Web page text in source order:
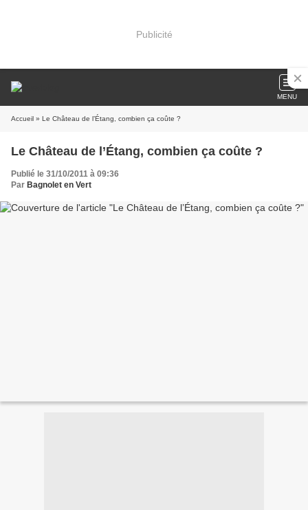
Publicité
MENU
Accueil » Le Château de l’Étang, combien ça coûte ?
Le Château de l’Étang, combien ça coûte ?
Publié le 31/10/2011 à 09:36
Par Bagnolet en Vert